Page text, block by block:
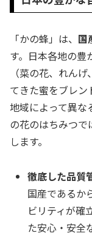
「かの蜂」は、 国
す。日本各地の豊
（菜の花、れん
てきた蜜をブレン
地域によって異な
の花のはちみつで
します。
徹底した品質
国産であるか
ビリティが確
た安心・安全